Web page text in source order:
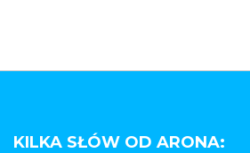
KILKA SŁÓW OD ARONA: